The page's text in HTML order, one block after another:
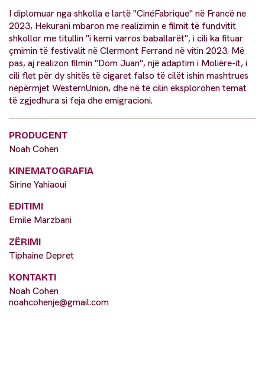
I diplomuar nga shkolla e lartë "CinéFabrique" në Francë ne
2023, Hekurani mbaron me realizimin e filmit të fundvitit
shkollor me titullin "i kemi varros baballarët", i cili ka fituar
çmimin të festivalit në Clermont Ferrand në vitin 2023. Më
pas, aj realizon filmin "Dom Juan", një adaptim i Molière-it, i
cili flet për dy shitës të cigaret falso të cilët ishin mashtrues
nëpërmjet WesternUnion, dhe në të cilin eksplorohen temat
të zgjedhura si feja dhe emigracioni.
PRODUCENT
Noah Cohen
KINEMATOGRAFIA
Sirine Yahiaoui
EDITIMI
Emile Marzbani
ZËRIMI
Tiphaine Depret
KONTAKTI
Noah Cohen
noahcohenje@gmail.com